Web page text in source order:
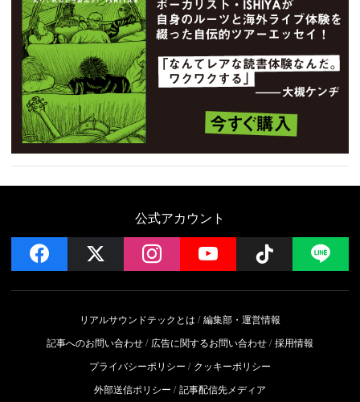
公式アカウント
facebook instagramYouTube Follow
リアルサウンドテックとは
編集部・運営情報
記事へのお問い合わせ
広告に関するお問い合わせ 採用情報
プライバシーポリシー
クッキーポリシー
外部送信ポリシー
記事配信先メディア